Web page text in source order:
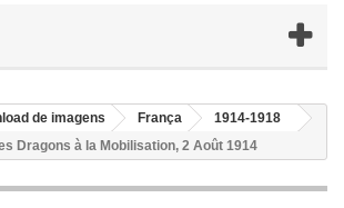
de imagens França
1914-1918
Dragons à la Mobilisation, 2 Août 1914